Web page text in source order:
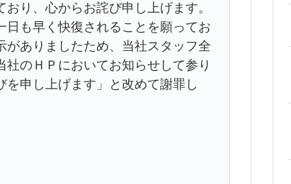
り、心からお詫び申し上げます。
も早く快復されることを願ってお
がありましたため、当社スタッフ全
のＨＰにおいてお知らせして参り
申し上げます」と改めて謝罪し